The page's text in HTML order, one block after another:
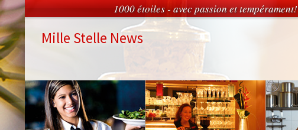
1000 étoiles - avec passion et tempérament!
Mille Stelle News